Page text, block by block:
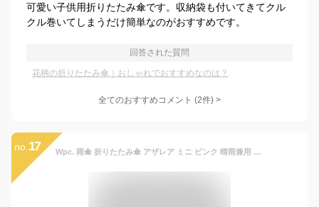
可愛い子供用折りたたみ傘です。収納袋も付いてきてクル
クル巻いてしまうだけ簡単なのがおすすめです。
回答された質問
花柄の折りたたみ傘｜おしゃれでおすすめなのは？
全てのおすすめコメント (2件) >
no. 17 Wpc. 雨傘 折りたたみ傘 アザレア ミニ ピンク 晴雨兼用 親骨50cm 170g 軽量 レディース 花柄 大判柄 フェミニン 大人 女性 可愛い おしゃれ 通勤 通学 持ち手 ゴールド 3813-014-002